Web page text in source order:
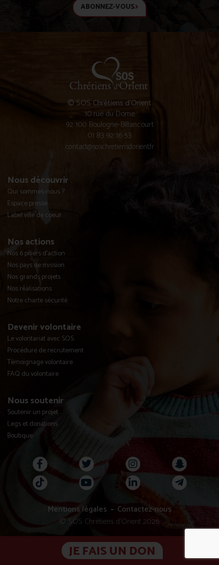
JE FAIS UN DON
ABONNEZ-VOUS
© SOS Chrétiens d’Orient
10 rue du Dome
92 100 Boulogne-Billancourt
01 83 92 16 53
contact@soschretiensdorient.fr
Nous découvrir
Qui sommes-nous ?
Espace presse
Label ville de coeur
Nos actions
Nos 6 piliers d'action
Nos pays de mission
Nos grands projets
Nos réalisations
Notre charte sécurité
Devenir volontaire
Le volontariat avec SOS
Procédure de recrutement
Témoignage volontaire
FAQ du volontaire
Nous soutenir
Soutenir un projet
Legs et donations
Boutique
Mentions légales
Contactez-nous
© SOS Chrétiens d’Orient 2026